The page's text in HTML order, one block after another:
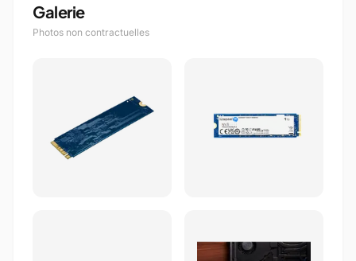
Galerie
Photos non contractuelles